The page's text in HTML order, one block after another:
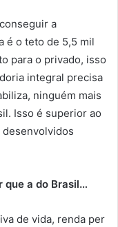
a
é o teto de 5,5 mil
para o privado, isso
integral precisa
ninguém mais
Isso é superior ao
que a do Brasil…
de vida, renda per